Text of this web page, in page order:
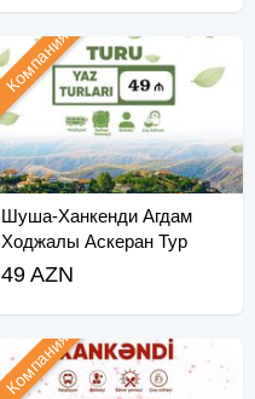
Шуша-Ханкенди Агдам
Ходжалы Аскеран Тур
Компания
49 AZN
Компания